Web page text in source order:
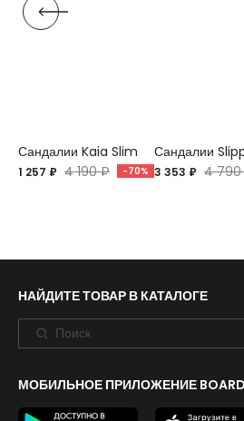
Сандалии Kaia Slim
1 257 ₽ 4 190 ₽ -70%
Сандалии
3 353 ₽ 4
НАЙДИТЕ ТОВАР В КАТАЛОГЕ
МОБИЛЬНОЕ ПРИЛОЖЕНИЕ